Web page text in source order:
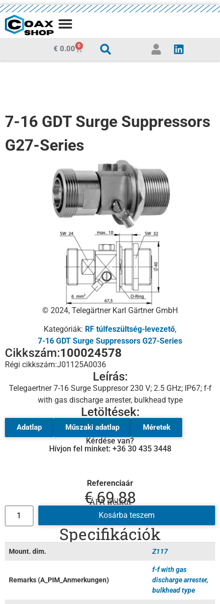
€ 0.00 0
7-16 GDT Surge Suppressors
G27-Series
© 2024, Telegärtner Karl Gärtner GmbH
Kategóriák: RF túlfeszültség-levezető,
7-16 GDT Surge Suppressors G27-Series
Cikkszám:100024578
Régi cikkszám:J01125A0036
Leírás:
Telegaertner 7-16 Surge Suppresor 230 V; 2.5 GHz; IP67; f-f
with gas discharge arrester, bulkhead type
Letöltések:
Adatlap Műszaki adatlap Méretek
Kérdése van?
Hívjon fel minket: +36 30 435 3448
Referenciaár
€69.88
ÁFA nélkül
Kosárba teszem
Specifikációk
Mount. dim. Z117
Remarks (A_PIM_Anmerkungen)
f-f with gas
discharge arrester,
bulkhead type